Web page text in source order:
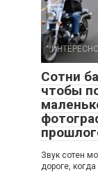
Сотни
чтобы
Звук сотен
дороге,